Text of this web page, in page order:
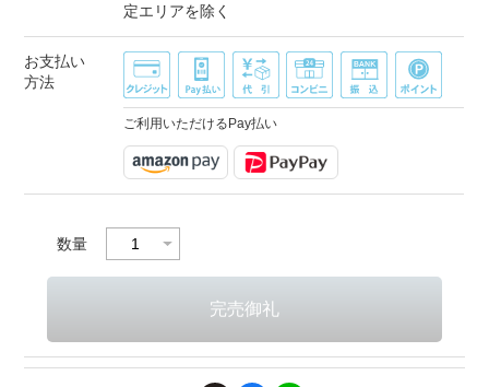
定エリアを除く
お支払い
方法
ご利用いただけるPay払い
数量